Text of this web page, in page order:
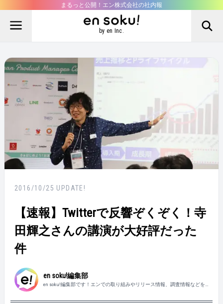
まるっと公開！エン株式会社の社内報
by en Inc.
2016/10/25 UPDATE!
【速報】Twitterで反響ぞくぞく！寺
田輝之さんの講演が大好評だった
件
en soku!編集部
en soku!編集部です！エンでの取り組みやリリース情報、調査情報などを